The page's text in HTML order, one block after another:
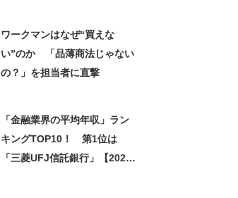
ワークマンはなぜ“買えな
い”のか 「品薄商法じゃない
の？」を担当者に直撃
「金融業界の平均年収」ラン
キングTOP10！ 第1位は
「三菱UFJ信託銀行」【2023